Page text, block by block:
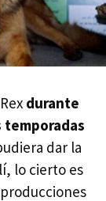
durante
temporadas
dar la
lo cierto es